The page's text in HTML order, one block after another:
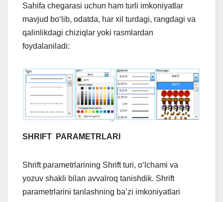
Sahifa chegarasi uchun ham turli imkoniyatlar
mavjud bo‘lib, odatda, har xil turdagi, rangdagi va
qalinlikdagi chiziqlar yoki rasmlardan
foydalaniladi:
SHRIFT PARAMETRLARI
Shrift parametrlarining Shrift turi, o‘lchami va
yozuv shakli bilan avvalroq tanishdik. Shrift
parametrlarini tanlashning ba’zi imkoniyatlari